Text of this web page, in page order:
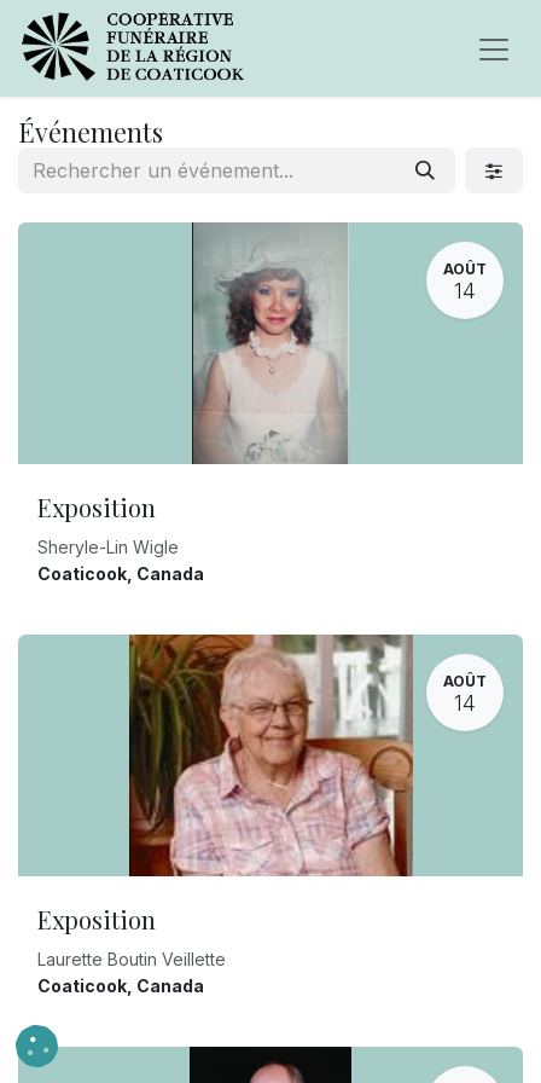
Événements
AOÛT
14
Exposition
Sheryle-Lin Wigle
Coaticook Canada
AOÛT
14
Exposition
Laurette Boutin Veillette
Coaticook Canada